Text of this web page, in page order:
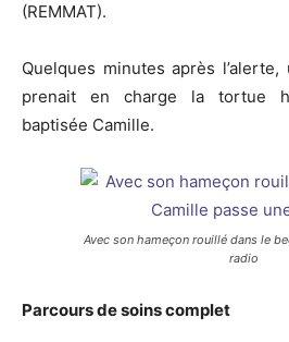
(REMMAT).
Quelques minutes après
prenait en charge la tortue
baptisée Camille.
Avec son hameçon rouillé dans le
radio
Parcours de soins complet